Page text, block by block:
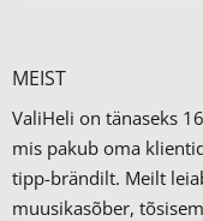
MEIST
ValiHeli on tänaseks
mis pakub oma
tipp-brändilt. Meilt
muusikasõber,